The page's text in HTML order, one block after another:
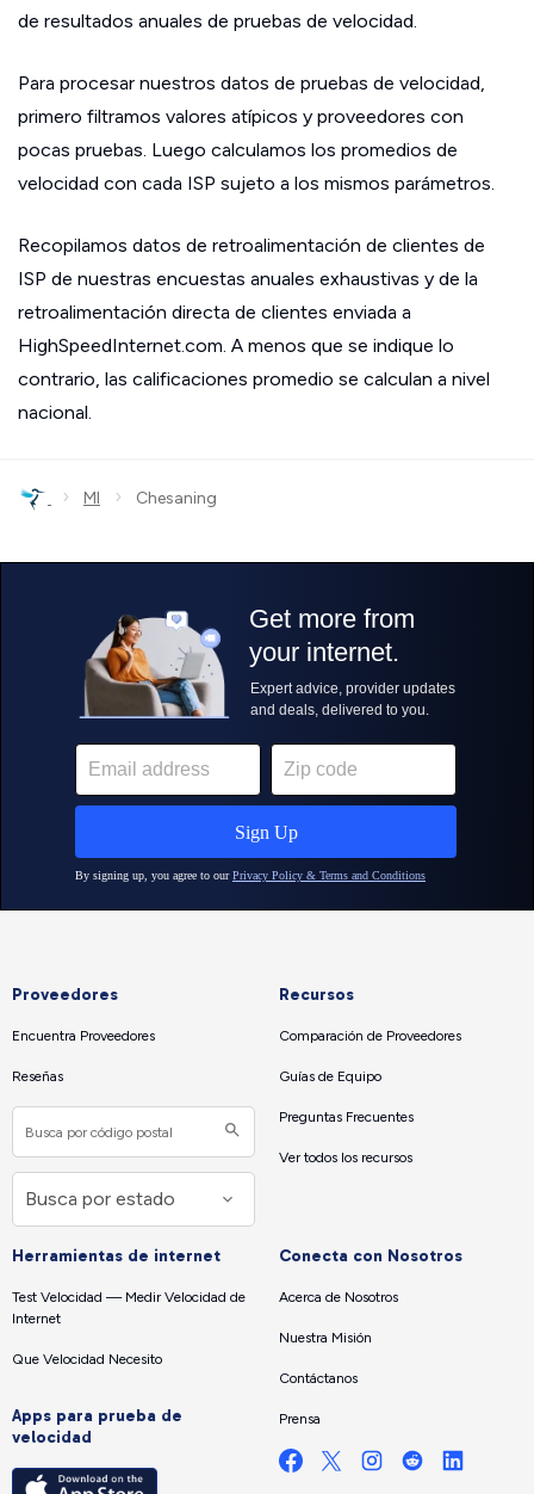
de resultados anuales de pruebas de velocidad.
Para procesar nuestros datos de pruebas de velocidad,
primero filtramos valores atípicos y proveedores con
pocas pruebas. Luego calculamos los promedios de
velocidad con cada ISP sujeto a los mismos parámetros.
Recopilamos datos de retroalimentación de clientes de
ISP de nuestras encuestas anuales exhaustivas y de la
retroalimentación directa de clientes enviada a
HighSpeedInternet.com. A menos que se indique lo
contrario, las calificaciones promedio se calculan a nivel
nacional.
› MI › Chesaning
Proveedores
Encuentra Proveedores
Reseñas
Recursos
Comparación de Proveedores
Guías de Equipo
Preguntas Frecuentes
Ver todos los recursos
Herramientas de internet
Test Velocidad — Medir Velocidad de
Internet
Que Velocidad Necesito
Apps para prueba de
velocidad
Conecta con Nosotros
Acerca de Nosotros
Nuestra Misión
Contáctanos
Prensa